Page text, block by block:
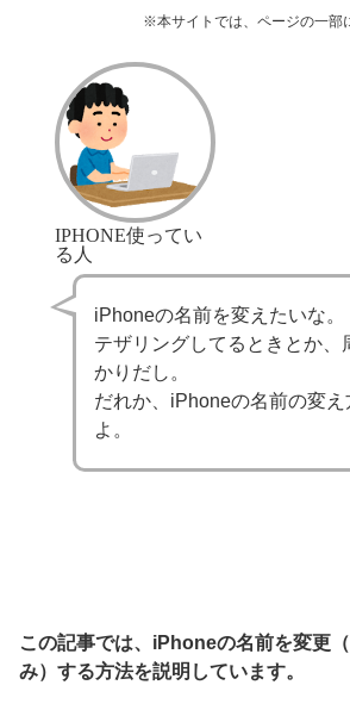
※本サイトでは、ページの一部
IPHONE使ってい
る人
iPhoneの名前を変えたいな。
テザリングしてるときとか、
かりだし。
だれか、iPhoneの名前の変え
よ。
この記事では、iPhoneの名前を変更
み）する方法を説明しています。